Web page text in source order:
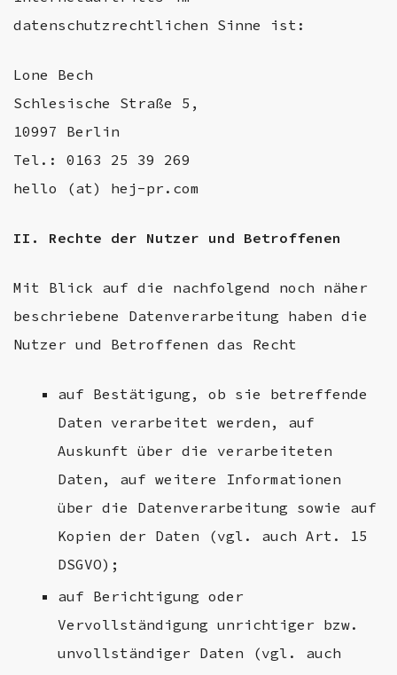
datenschutzrechtlichen Sinne ist:
Lone Bech
Schlesische Straße 5,
10997 Berlin
Tel.: 0163 25 39 269
hello (at) hej-pr.com
II. Rechte der Nutzer und Betroffenen
Mit Blick auf die nachfolgend noch näher
beschriebene Datenverarbeitung haben die
Nutzer und Betroffenen das Recht
auf Bestätigung, ob sie betreffende
Daten verarbeitet werden, auf
Auskunft über die verarbeiteten
Daten, auf weitere Informationen
über die Datenverarbeitung sowie auf
Kopien der Daten (vgl. auch Art. 15
DSGVO);
auf Berichtigung oder
Vervollständigung unrichtiger bzw.
unvollständiger Daten (vgl. auch